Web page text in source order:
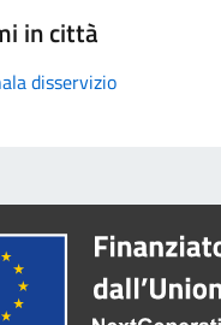
in città
disservizio